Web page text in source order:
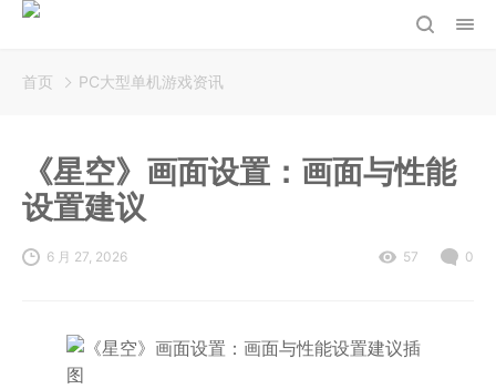
首页 PC大型单机游戏资讯
《星空》画面设置：画面与性能
设置建议
6 月 27, 2026 57 0